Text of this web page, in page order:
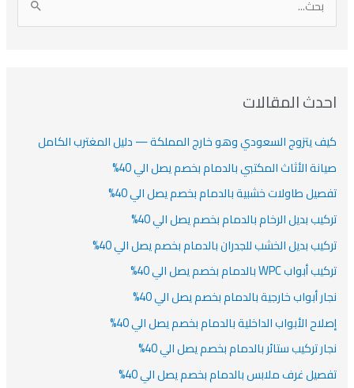
ل
ث
ن
:
احدث المقالات
كيف يتزوج السعودي وهو خارج المملكة — دليل المغترب الكامل
صيانة الأثاث المكتبي بالدمام بخصم يصل الي 40%
تفصيل طاولات خشبية بالدمام بخصم يصل الي 40%
تركيب بديل الرخام بالدمام بخصم يصل الي 40%
تركيب بديل الخشب للجدران بالدمام بخصم يصل الي 40%
تركيب أبواب WPC بالدمام بخصم يصل الي 40%
نجار أبواب خارجية بالدمام بخصم يصل الي 40%
إصلاح الأبواب الداخلية بالدمام بخصم يصل الي 40%
نجار تركيب ستائر بالدمام بخصم يصل الي 40%
تفصيل غرف ملابس بالدمام بخصم يصل الي 40%
ش
ف
شن
ا